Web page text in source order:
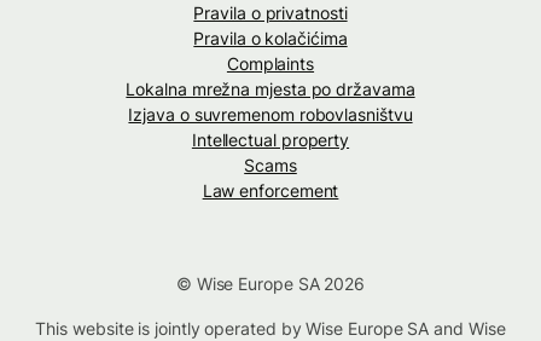
Pravila o privatnosti
Pravila o kolačićima
Complaints
Lokalna mrežna mjesta po državama
Izjava o suvremenom robovlasništvu
Intellectual property
Scams
Law enforcement
© Wise Europe SA 2026
This website is jointly operated by Wise Europe SA and Wise